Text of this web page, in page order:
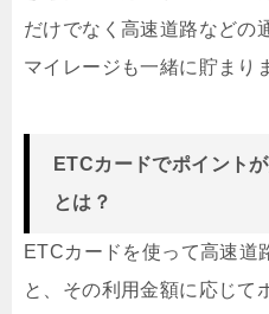
だけでなく高速道路などの
マイレージも一緒に貯まり
ETCカードでポイント
とは？
ETCカードを使って高速道
と、その利用金額に応じて